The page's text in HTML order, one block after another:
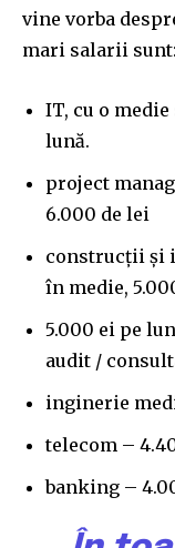
vine vorba
mari salarii sunt:
IT, cu o
lună.
project
6.000 de lei
construcții și
în medie,
5.000 ei pe
audit /
inginerie
telecom –
banking –